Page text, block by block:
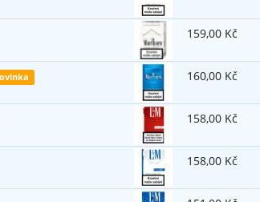
159,00 Kč
160,00 Kč
158,00 Kč
158,00 Kč